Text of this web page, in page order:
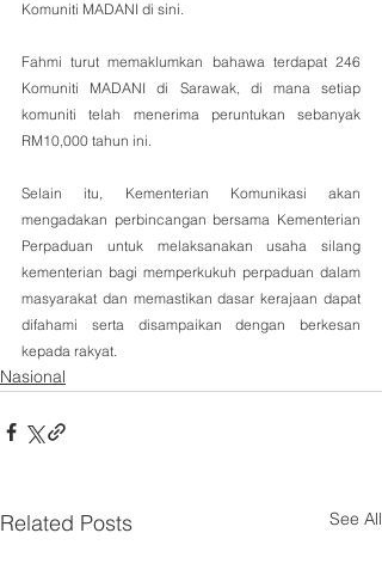
Komuniti MADANI di sini.
Fahmi turut memaklumkan bahawa terdapat 246
Komuniti MADANI di Sarawak, di mana setiap
komuniti telah menerima peruntukan sebanyak
RM10,000 tahun ini.
Selain itu, Kementerian Komunikasi akan
mengadakan perbincangan bersama Kementerian
Perpaduan untuk melaksanakan usaha silang
kementerian bagi memperkukuh perpaduan dalam
masyarakat dan memastikan dasar kerajaan dapat
difahami serta disampaikan dengan berkesan
kepada rakyat.
Nasional
Related Posts See All